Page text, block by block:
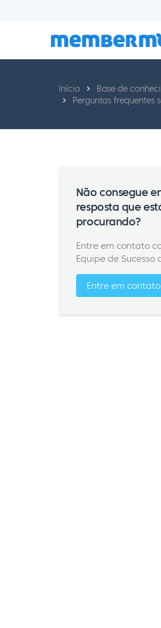
Início Base de
Perguntas frequentes
Não consegue
resposta que
procurando?
Entre em contato
Equipe de Sucesso
Entre em